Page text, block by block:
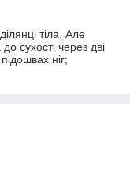
тіла. Але
сухості через дві
ніг;